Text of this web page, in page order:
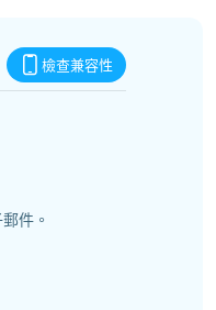
檢查兼容性
件。